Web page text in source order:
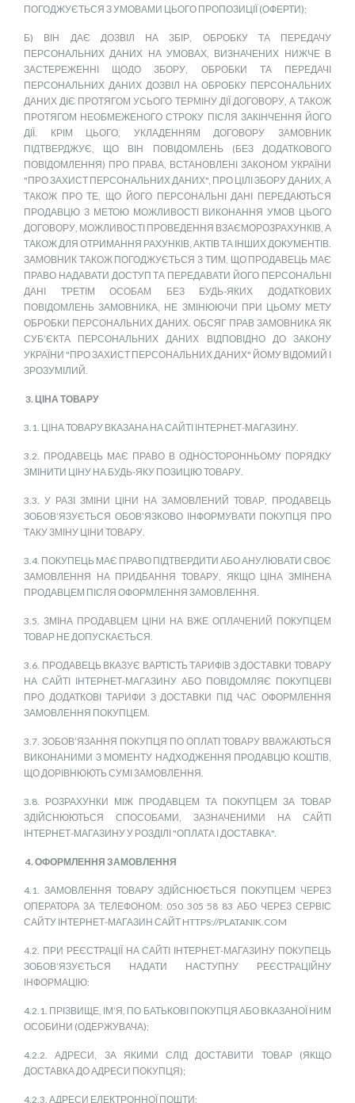
ПОГОДЖУЄТЬСЯ З УМОВАМИ ЦЬОГО ПРОПОЗИЦІЇ (ОФЕРТИ);
Б) ВІН ДАЄ ДОЗВІЛ НА ЗБІР, ОБРОБКУ ТА ПЕРЕДАЧУ
ПЕРСОНАЛЬНИХ ДАНИХ НА УМОВАХ, ВИЗНАЧЕНИХ НИЖЧЕ В
ЗАСТЕРЕЖЕННІ ЩОДО ЗБОРУ, ОБРОБКИ ТА ПЕРЕДАЧІ
ПЕРСОНАЛЬНИХ ДАНИХ ДОЗВІЛ НА ОБРОБКУ ПЕРСОНАЛЬНИХ
ДАНИХ ДІЄ ПРОТЯГОМ УСЬОГО ТЕРМІНУ ДІЇ ДОГОВОРУ, А ТАКОЖ
ПРОТЯГОМ НЕОБМЕЖЕНОГО СТРОКУ ПІСЛЯ ЗАКІНЧЕННЯ ЙОГО
ДІЇ. КРІМ ЦЬОГО, УКЛАДЕННЯМ ДОГОВОРУ ЗАМОВНИК
ПІДТВЕРДЖУЄ, ЩО ВІН ПОВІДОМЛЕНЬ (БЕЗ ДОДАТКОВОГО
ПОВІДОМЛЕННЯ) ПРО ПРАВА, ВСТАНОВЛЕНІ ЗАКОНОМ УКРАЇНИ
"ПРО ЗАХИСТ ПЕРСОНАЛЬНИХ ДАНИХ", ПРО ЦІЛІ ЗБОРУ ДАНИХ, А
ТАКОЖ ПРО ТЕ, ЩО ЙОГО ПЕРСОНАЛЬНІ ДАНІ ПЕРЕДАЮТЬСЯ
ПРОДАВЦЮ З МЕТОЮ МОЖЛИВОСТІ ВИКОНАННЯ УМОВ ЦЬОГО
ДОГОВОРУ, МОЖЛИВОСТІ ПРОВЕДЕННЯ ВЗАЄМОРОЗРАХУНКІВ, А
ТАКОЖ ДЛЯ ОТРИМАННЯ РАХУНКІВ, АКТІВ ТА ІНШИХ ДОКУМЕНТІВ.
ЗАМОВНИК ТАКОЖ ПОГОДЖУЄТЬСЯ З ТИМ, ЩО ПРОДАВЕЦЬ МАЄ
ПРАВО НАДАВАТИ ДОСТУП ТА ПЕРЕДАВАТИ ЙОГО ПЕРСОНАЛЬНІ
ДАНІ ТРЕТІМ ОСОБАМ БЕЗ БУДЬ-ЯКИХ ДОДАТКОВИХ
ПОВІДОМЛЕНЬ ЗАМОВНИКА, НЕ ЗМІНЮЮЧИ ПРИ ЦЬОМУ МЕТУ
ОБРОБКИ ПЕРСОНАЛЬНИХ ДАНИХ. ОБСЯГ ПРАВ ЗАМОВНИКА ЯК
СУБ’ЄКТА ПЕРСОНАЛЬНИХ ДАНИХ ВІДПОВІДНО ДО ЗАКОНУ
УКРАЇНИ "ПРО ЗАХИСТ ПЕРСОНАЛЬНИХ ДАНИХ" ЙОМУ ВІДОМИЙ І
ЗРОЗУМІЛИЙ.
3. ЦІНА ТОВАРУ
3.1. ЦІНА ТОВАРУ ВКАЗАНА НА САЙТІ ІНТЕРНЕТ-МАГАЗИНУ.
3.2. ПРОДАВЕЦЬ МАЄ ПРАВО В ОДНОСТОРОННЬОМУ ПОРЯДКУ
ЗМІНИТИ ЦІНУ НА БУДЬ-ЯКУ ПОЗИЦІЮ ТОВАРУ.
3.3. У РАЗІ ЗМІНИ ЦІНИ НА ЗАМОВЛЕНИЙ ТОВАР, ПРОДАВЕЦЬ
ЗОБОВ’ЯЗУЄТЬСЯ ОБОВ’ЯЗКОВО ІНФОРМУВАТИ ПОКУПЦЯ ПРО
ТАКУ ЗМІНУ ЦІНИ ТОВАРУ.
3.4. ПОКУПЕЦЬ МАЄ ПРАВО ПІДТВЕРДИТИ АБО АНУЛЮВАТИ СВОЄ
ЗАМОВЛЕННЯ НА ПРИДБАННЯ ТОВАРУ, ЯКЩО ЦІНА ЗМІНЕНА
ПРОДАВЦЕМ ПІСЛЯ ОФОРМЛЕННЯ ЗАМОВЛЕННЯ.
3.5. ЗМІНА ПРОДАВЦЕМ ЦІНИ НА ВЖЕ ОПЛАЧЕНИЙ ПОКУПЦЕМ
ТОВАР НЕ ДОПУСКАЄТЬСЯ.
3.6. ПРОДАВЕЦЬ ВКАЗУЄ ВАРТІСТЬ ТАРИФІВ З ДОСТАВКИ ТОВАРУ
НА САЙТІ ІНТЕРНЕТ-МАГАЗИНУ АБО ПОВІДОМЛЯЄ ПОКУПЦЕВІ
ПРО ДОДАТКОВІ ТАРИФИ З ДОСТАВКИ ПІД ЧАС ОФОРМЛЕННЯ
ЗАМОВЛЕННЯ ПОКУПЦЕМ.
3.7. ЗОБОВ’ЯЗАННЯ ПОКУПЦЯ ПО ОПЛАТІ ТОВАРУ ВВАЖАЮТЬСЯ
ВИКОНАНИМИ З МОМЕНТУ НАДХОДЖЕННЯ ПРОДАВЦЮ КОШТІВ,
ЩО ДОРІВНЮЮТЬ СУМІ ЗАМОВЛЕННЯ.
3.8. РОЗРАХУНКИ МІЖ ПРОДАВЦЕМ ТА ПОКУПЦЕМ ЗА ТОВАР
ЗДІЙСНЮЮТЬСЯ СПОСОБАМИ, ЗАЗНАЧЕНИМИ НА САЙТІ
ІНТЕРНЕТ-МАГАЗИНУ У РОЗДІЛІ "ОПЛАТА І ДОСТАВКА".
4. ОФОРМЛЕННЯ ЗАМОВЛЕННЯ
4.1. ЗАМОВЛЕННЯ ТОВАРУ ЗДІЙСНЮЄТЬСЯ ПОКУПЦЕМ ЧЕРЕЗ
ОПЕРАТОРА ЗА ТЕЛЕФОНОМ: 050 305 58 83 АБО ЧЕРЕЗ СЕРВІС
САЙТУ ІНТЕРНЕТ-МАГАЗИН САЙТ HTTPS://PLATANIK.COM
4.2. ПРИ РЕЄСТРАЦІЇ НА САЙТІ ІНТЕРНЕТ-МАГАЗИНУ ПОКУПЕЦЬ
ЗОБОВ’ЯЗУЄТЬСЯ НАДАТИ НАСТУПНУ РЕЄСТРАЦІЙНУ
ІНФОРМАЦІЮ:
4.2.1. ПРІЗВИЩЕ, ІМ’Я, ПО БАТЬКОВІ ПОКУПЦЯ АБО ВКАЗАНОЇ НИМ
ОСОБИНИ (ОДЕРЖУВАЧА);
4.2.2. АДРЕСИ, ЗА ЯКИМИ СЛІД ДОСТАВИТИ ТОВАР (ЯКЩО
ДОСТАВКА ДО АДРЕСИ ПОКУПЦЯ);
4.2.3. АДРЕСИ ЕЛЕКТРОННОЇ ПОШТИ;